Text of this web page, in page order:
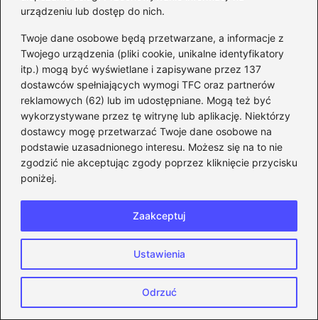
urządzeniu lub dostęp do nich.
Twoje dane osobowe będą przetwarzane, a informacje z
Twojego urządzenia (pliki cookie, unikalne identyfikatory
itp.) mogą być wyświetlane i zapisywane przez 137
dostawców spełniających wymogi TFC oraz partnerów
reklamowych (62) lub im udostępniane. Mogą też być
wykorzystywane przez tę witrynę lub aplikację. Niektórzy
dostawcy mogę przetwarzać Twoje dane osobowe na
podstawie uzasadnionego interesu. Możesz się na to nie
zgodzić nie akceptując zgody poprzez kliknięcie przycisku
poniżej.
Ustawienia
Odrzuć
Zaakceptuj
Odkryj fascynujący świat kulinarnych
Odkryj Szkołę Latania: Sekrety Smoczej
Gry, Które Zaskoczą Niejednego Gracza
Topowe gry na kierownice PC, których
nie możesz przegapić w 2023 roku
Fajne gry w sieci, które z pewnością
pokochasz i musisz wypróbować
Odkryj tajemnice niesamowitych
mechanik w grze przygodowej o
skarbach
Gry z PS3 na PS4 – co musisz wiedzieć o
ich kompatybilności?